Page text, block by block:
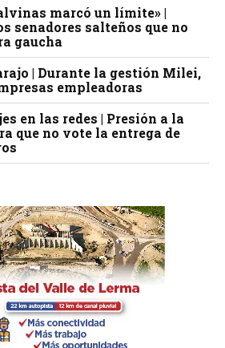
marcó un límite» |
senadores salteños que no
gaucha
| Durante la gestión Milei,
empleadoras
en las redes | Presión a la
que no vote la entrega de